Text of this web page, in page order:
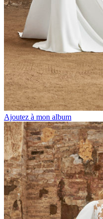
Ajoutez à mon album